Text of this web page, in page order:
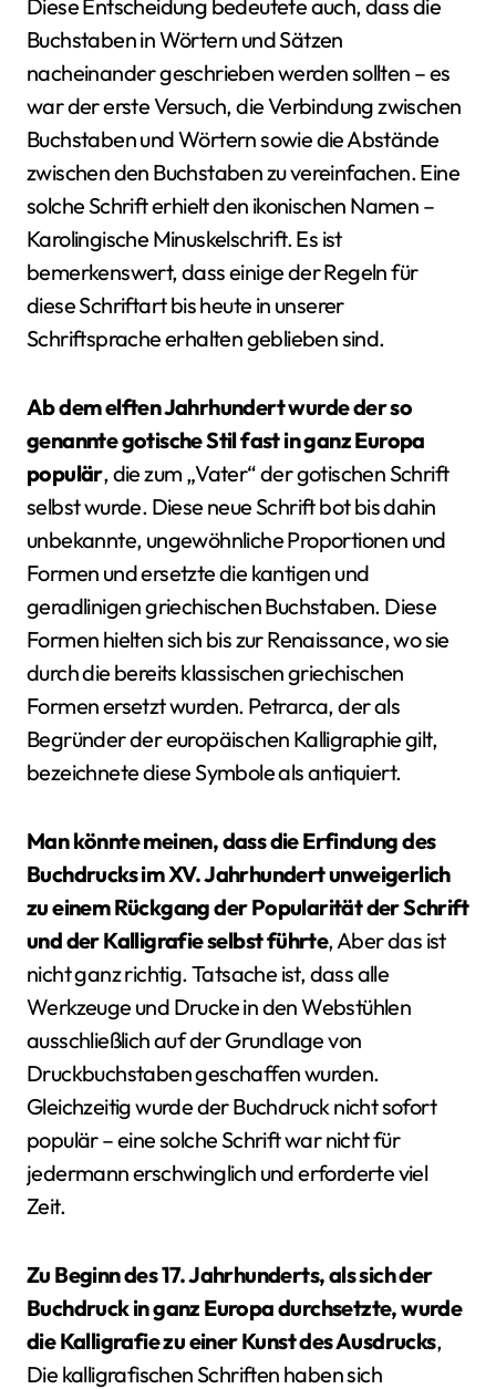
Diese Entscheidung bedeutete auch, dass die
Buchstaben in Wörtern und Sätzen
nacheinander geschrieben werden sollten – es
war der erste Versuch, die Verbindung zwischen
Buchstaben und Wörtern sowie die Abstände
zwischen den Buchstaben zu vereinfachen. Eine
solche Schrift erhielt den ikonischen Namen –
Karolingische Minuskelschrift. Es ist
bemerkenswert, dass einige der Regeln für
diese Schriftart bis heute in unserer
Schriftsprache erhalten geblieben sind.
Ab dem elften Jahrhundert wurde der so
genannte gotische Stil fast in ganz Europa
populär, die zum „Vater“ der gotischen Schrift
selbst wurde. Diese neue Schrift bot bis dahin
unbekannte, ungewöhnliche Proportionen und
Formen und ersetzte die kantigen und
geradlinigen griechischen Buchstaben. Diese
Formen hielten sich bis zur Renaissance, wo sie
durch die bereits klassischen griechischen
Formen ersetzt wurden. Petrarca, der als
Begründer der europäischen Kalligraphie gilt,
bezeichnete diese Symbole als antiquiert.
Man könnte meinen, dass die Erfindung des
Buchdrucks im XV. Jahrhundert unweigerlich
zu einem Rückgang der Popularität der Schrift
und der Kalligrafie selbst führte, Aber das ist
nicht ganz richtig. Tatsache ist, dass alle
Werkzeuge und Drucke in den Webstühlen
ausschließlich auf der Grundlage von
Druckbuchstaben geschaffen wurden.
Gleichzeitig wurde der Buchdruck nicht sofort
populär – eine solche Schrift war nicht für
jedermann erschwinglich und erforderte viel
Zeit.
Zu Beginn des 17. Jahrhunderts, als sich der
Buchdruck in ganz Europa durchsetzte, wurde
die Kalligrafie zu einer Kunst des Ausdrucks,
Die kalligrafischen Schriften haben sich